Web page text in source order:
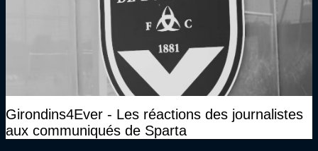
Girondins4Ever - Les réactions des journalistes
aux communiqués de Sparta